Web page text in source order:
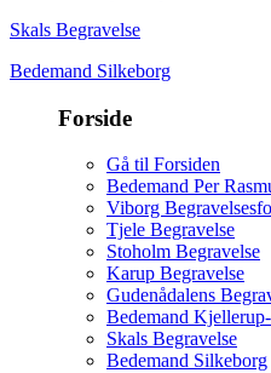
Skals Begravelse
Bedemand Silkeborg
Forside
Gå til Forsiden
Bedemand Per
Viborg
Tjele Begravelse
Stoholm Begravelse
Karup Begravelse
Gudenådalens
Bedemand
Skals Begravelse
Bedemand Silkeborg